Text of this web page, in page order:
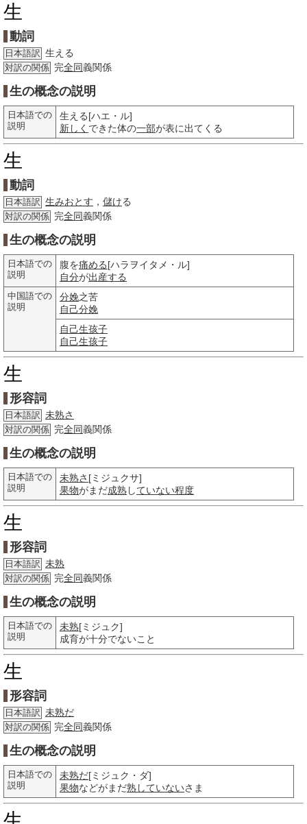
生
動詞
日本語訳 生える
対訳の関係 完全同義関係
生の概念の説明
日本語での
説明
生える[ハエ・ル]
新しく できた体の一部が表に出てくる
生
動詞
日本語訳 生みおとす ， 儲ける
対訳の関係 完全同義関係
生の概念の説明
日本語での
説明
腹を痛める[ハラヲイタメ・ル]
自分が出産する
中国語での
説明
分娩之苦
自己分娩
自己生孩子
自己生孩子
生
形容詞
日本語訳 未熟さ
対訳の関係 完全同義関係
生の概念の説明
日本語での
説明
未熟さ [ミジュクサ]
果物がまだ成熟していない程度
生
形容詞
日本語訳 未熟
対訳の関係 完全同義関係
生の概念の説明
日本語での
説明
未熟[ミジュク]
成育が十分でないこと
生
形容詞
日本語訳 未熟だ
対訳の関係 完全同義関係
生の概念の説明
日本語での
説明
未熟だ[ミジュク・ダ]
果物などがまだ熟していないさま